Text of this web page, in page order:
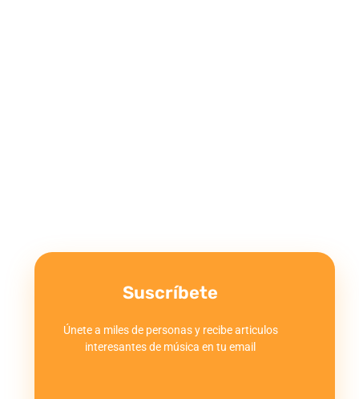
Suscríbete
Únete a miles de personas y recibe articulos
interesantes de música en tu email